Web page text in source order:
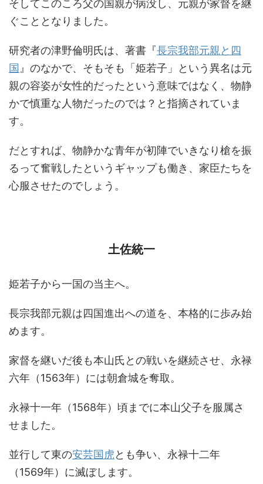
そしてこのころ父の国親が病没し、元親が家督を継
ぐこととなりました。
研究者の津野倫明氏は、著書『長宗我部元親と四
国 』のなかで、そもそも「姫若子」という異名は元
親の容姿が女性的だったという意味ではなく、物静
かで慎重な人物だったのでは？と指摘されていま
す。
だとすれば、物静かな青年が初陣でいきなり槍を振
るって奮戦したというギャップも働き、家臣たちを
心服させたのでしょう。
土佐統一
姫若子から一国の当主へ。
長宗我部元親は四国進出への道を、本格的に歩み始
めます。
家督を継いだ後も本山氏との戦いを継続させ、永禄
六年（1563年）には朝倉城を奪取。
永禄十一年（1568年）頃までに本山父子を服属さ
せました。
並行して東の安芸国虎とも争い、永禄十二年
（1569年）に滅ぼします。